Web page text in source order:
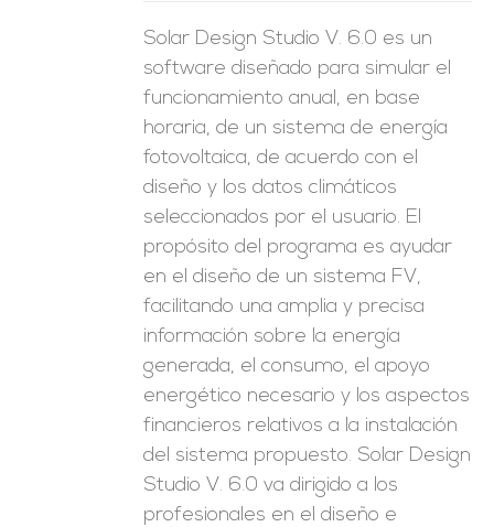
Solar Design Studio V. 6.0 es un
software diseñado para simular el
funcionamiento anual, en base
horaria, de un sistema de energía
fotovoltaica, de acuerdo con el
diseño y los datos climáticos
seleccionados por el usuario. El
propósito del programa es ayudar
en el diseño de un sistema FV,
facilitando una amplia y precisa
información sobre la energía
generada, el consumo, el apoyo
energético necesario y los aspectos
financieros relativos a la instalación
del sistema propuesto. Solar Design
Studio V. 6.0 va dirigido a los
profesionales en el diseño e